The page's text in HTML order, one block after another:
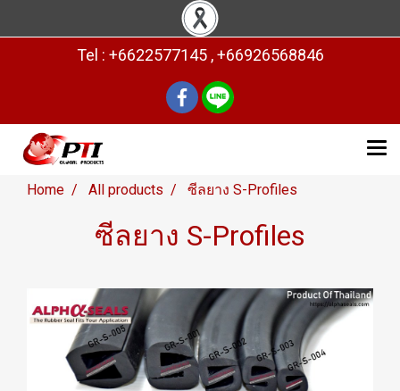
Tel : +6622577145 , +66926568846
Home All products ซีลยาง S-Profiles
ซีลยาง S-Profiles